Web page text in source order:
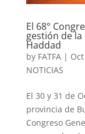
El 68°
gestión de
Haddad
by FATFA|
NOTICIAS
El 30 y 31 de
provincia de
Congreso